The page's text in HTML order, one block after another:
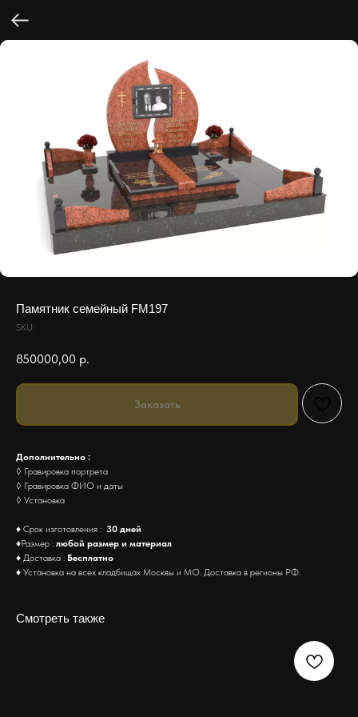
Памятник семейный FM197
SKU:
850000,00 р.
Заказать
Дополнительно :
◊ Гравировка портрета
◊ Гравировка ФИО и даты
◊ Установка
♦ Срок изготовления : 30 дней
♦Размер : любой размер и материал
♦ Доставка : Бесплатно
♦ Установка на всех кладбищах Москвы и МО. Доставка в регионы РФ.
Смотреть также